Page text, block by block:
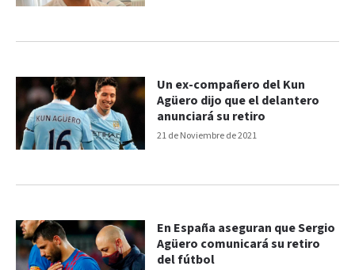
21 de Noviembre de 2021
Un ex-compañero del Kun
Agüero dijo que el delantero
anunciará su retiro
En España aseguran que Sergio
Agüero comunicará su retiro
del fútbol